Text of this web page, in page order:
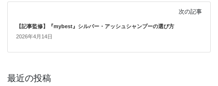
次の記事
【記事監修】『mybest』シルバー・アッシュシャンプーの選び方
2026年4月14日
最近の投稿